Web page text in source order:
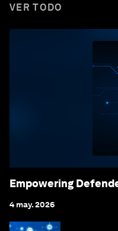
VER TODO
Empowering
4 may. 2026